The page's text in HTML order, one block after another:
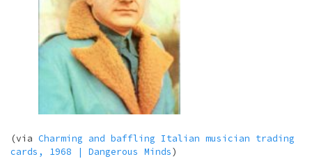
(via Charming and baffling Italian musician trading
cards, 1968 | Dangerous Minds)